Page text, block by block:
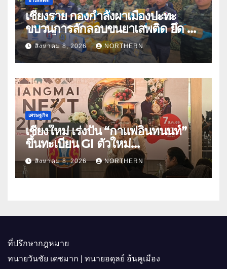
เชียงราย กองกำลังผาเมืองปะทะ
ขบวนการลักลอบขนยาเสพติด ยึด 2
ล้านเม็ด
สิงหาคม 8, 2026 NORTHERN
เศรษฐกิจ
เชียงใหม่ เร่งปั้น “กาแฟอินทนนท์”
ขึ้นทะเบียน GI ตัวใหม่
“CHIANGMAI GI NEXT 2026”
ติดอาวุธผู้ประกอบการ 100 ราย ดัน
สินค้าอัตลักษณ์สู่ตลาดพรีเมียม
สิงหาคม 8, 2026 NORTHERN
ที่ปรึกษากฎหมาย
ทนายวันชัย เดชมาก | ทนายอดุลย์ อ้นคูเมือง